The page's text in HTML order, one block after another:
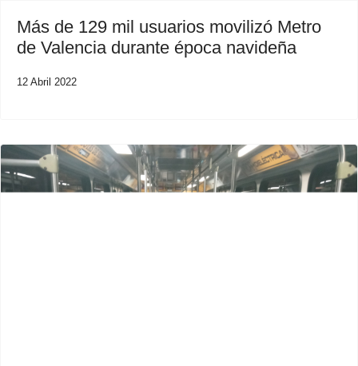
Más de 129 mil usuarios movilizó Metro
de Valencia durante época navideña
12 Abril 2022